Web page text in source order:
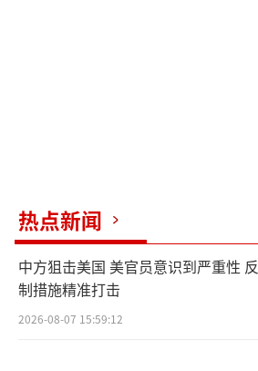
热点新闻
中方狙击美国 美官员意识到严重性 反
制措施精准打击
2026-08-07 15:59:12